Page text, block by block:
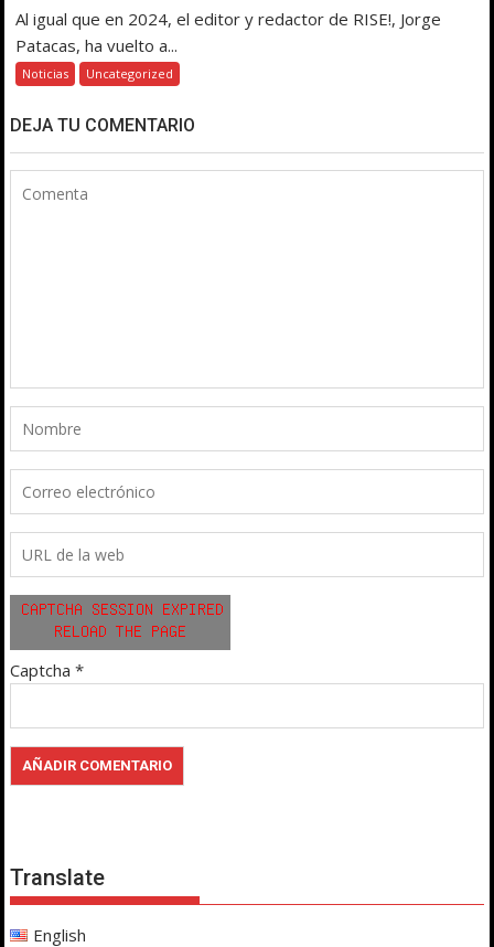
Al igual que en 2024, el editor y redactor de RISE!, Jorge
Patacas, ha vuelto a...
Noticias Uncategorized
DEJA TU COMENTARIO
Captcha *
Translate
English